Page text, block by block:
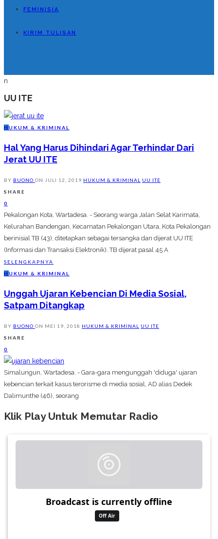
FEMINISIA
KIRIM TULISAN
n
UU ITE
H UKUM & KRIMINAL
Hal Yang Harus Dihindari Agar Terhindar Dari
Jerat UU ITE
BY BUONO ON JULI 12, 2019 HUKUM & KRIMINAL
UU ITE
SHARE
0
Pekalongan Kota, Wartadesa. - Seorang warga Jalan Selat Karimata,
Kelurahan Bandengan, Kecamatan Pekalongan Utara, Kota Pekalongan
berinisial TB (43), ditetapkan sebagai tersangka dan dijerat UU ITE
(Informasi dan Transaksi Elektronik). TB dijerat pasal 45 A
SELENGKAPNYA
H UKUM & KRIMINAL
Unggah Ujaran Kebencian Di Media Sosial,
Satpam Ditangkap
BY BUONO ON MEI 19, 2018 HUKUM & KRIMINAL
UU ITE
SHARE
0
Simalungun, Wartadesa. - Gara-gara mengunggah 'diduga' ujaran
kebencian terkait kasus terorisme di media sosial, AD alias Dedek
Dalimunthe (46), seorang
Klik Play Untuk Memutar Radio